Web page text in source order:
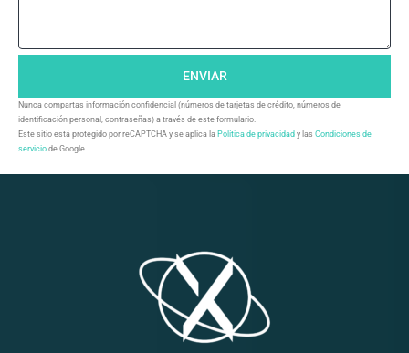
ENVIAR
Nunca compartas información confidencial (números de tarjetas de crédito, números de
identificación personal, contraseñas) a través de este formulario.
Este sitio está protegido por reCAPTCHA y se aplica la Política de privacidad y las Condiciones de
servicio de Google.